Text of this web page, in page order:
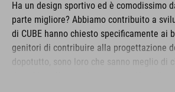
Ha un design sportivo ed è comodissimo
parte migliore? Abbiamo contribuito a
di CUBE hanno chiesto specificamente ai
genitori di contribuire alla progettazione
dopotutto, sono loro che sanno meglio di